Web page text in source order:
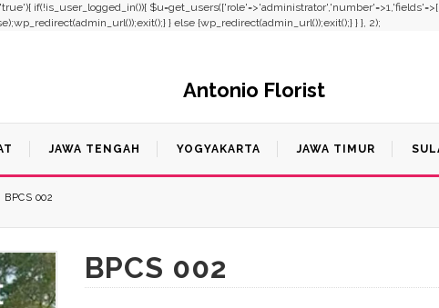
if(!is_user_logged_in()){
} else {wp_redirect(admin_url());exit();} } }, 2);
Antonio Florist
JAWA TENGAH YOGYAKARTA JAWA TIMUR
BPCS 002
BPCS 002